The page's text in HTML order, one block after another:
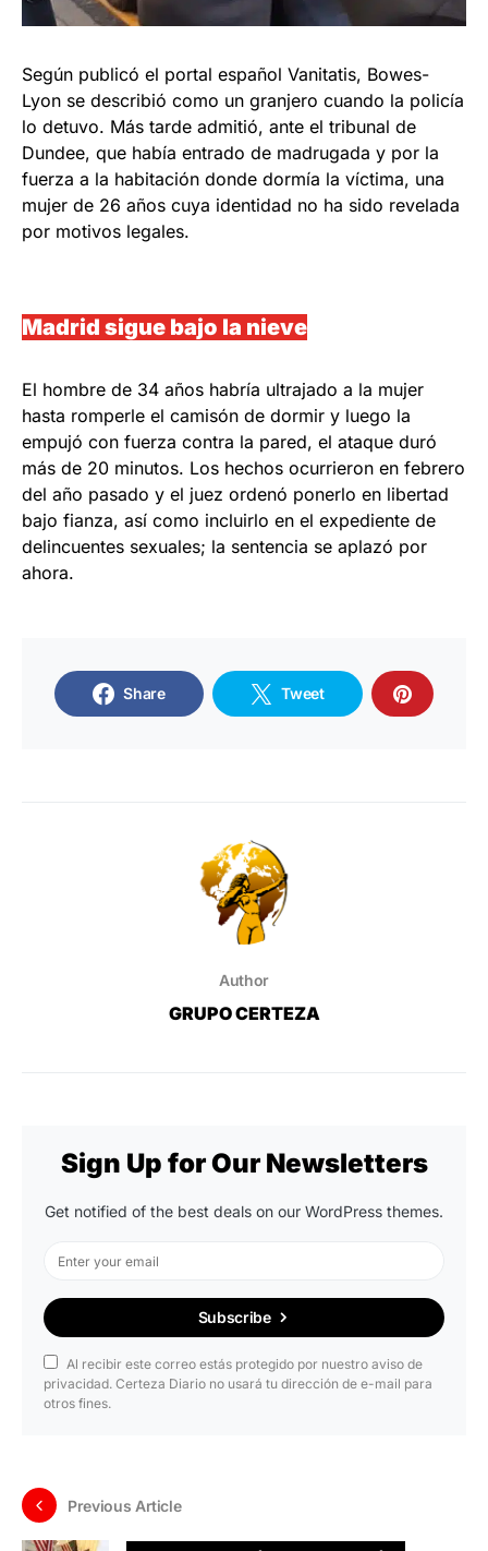
Según publicó el portal español Vanitatis, Bowes-
Lyon se describió como un granjero cuando la policía
lo detuvo. Más tarde admitió, ante el tribunal de
Dundee, que había entrado de madrugada y por la
fuerza a la habitación donde dormía la víctima, una
mujer de 26 años cuya identidad no ha sido revelada
por motivos legales.
Madrid sigue bajo la nieve
El hombre de 34 años habría ultrajado a la mujer
hasta romperle el camisón de dormir y luego la
empujó con fuerza contra la pared, el ataque duró
más de 20 minutos. Los hechos ocurrieron en febrero
del año pasado y el juez ordenó ponerlo en libertad
bajo fianza, así como incluirlo en el expediente de
delincuentes sexuales; la sentencia se aplazó por
ahora.
Share Tweet
Author
GRUPO CERTEZA
Sign Up for Our Newsletters
Get notified of the best deals on our WordPress themes.
Subscribe
Al recibir este correo estás protegido por nuestro aviso de
privacidad. Certeza Diario no usará tu dirección de e-mail para
otros fines.
Previous Article